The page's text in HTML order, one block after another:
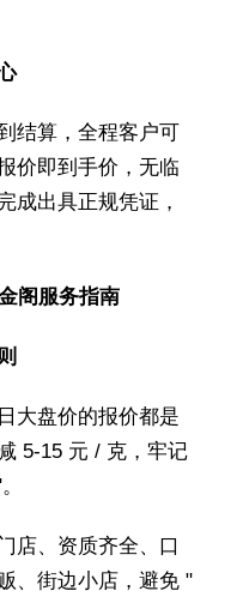
结算，全程客户可
价即到手价，无临
成出具正规凭证，
阁服务指南
大盘价的报价都是
5-15 元 / 克，牢记
店、资质齐全、口
、街边小店，避免 "